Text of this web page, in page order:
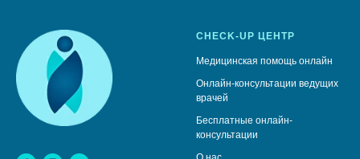
CHECK-UP ЦЕНТР
Медицинская помощь онлайн
Онлайн-консультации ведущих
врачей
Бесплатные онлайн-
консультации